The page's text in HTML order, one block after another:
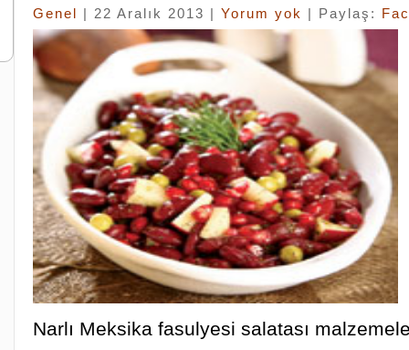
Genel | 22 Aralık 2013 | Yorum yok | Paylaş:
Narlı Meksika fasulyesi salatası